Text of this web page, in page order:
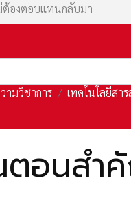
ต้องตอบแทนกลับมา
ามวิชาการ เทคโนโลยีสา
อนสำคั